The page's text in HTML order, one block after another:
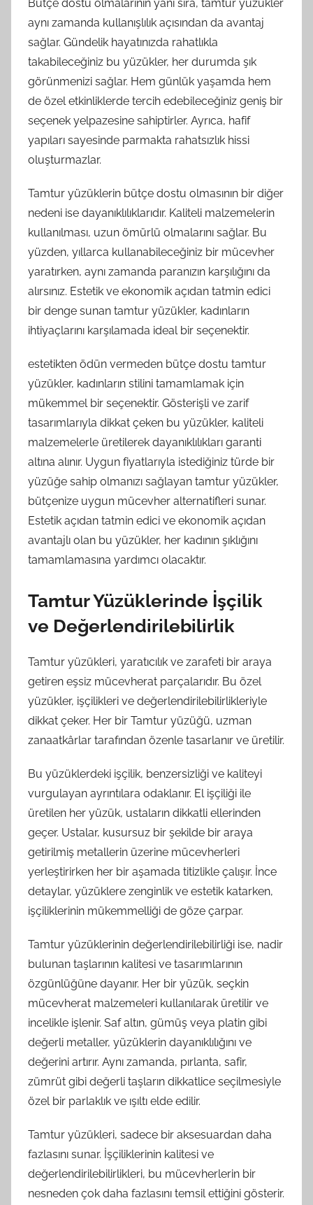
Bütçe dostu olmalarının yanı sıra, tamtur yüzükler
aynı zamanda kullanışlılık açısından da avantaj
sağlar. Gündelik hayatınızda rahatlıkla
takabileceğiniz bu yüzükler, her durumda şık
görünmenizi sağlar. Hem günlük yaşamda hem
de özel etkinliklerde tercih edebileceğiniz geniş bir
seçenek yelpazesine sahiptirler. Ayrıca, hafif
yapıları sayesinde parmakta rahatsızlık hissi
oluşturmazlar.
Tamtur yüzüklerin bütçe dostu olmasının bir diğer
nedeni ise dayanıklılıklarıdır. Kaliteli malzemelerin
kullanılması, uzun ömürlü olmalarını sağlar. Bu
yüzden, yıllarca kullanabileceğiniz bir mücevher
yaratırken, aynı zamanda paranızın karşılığını da
alırsınız. Estetik ve ekonomik açıdan tatmin edici
bir denge sunan tamtur yüzükler, kadınların
ihtiyaçlarını karşılamada ideal bir seçenektir.
estetikten ödün vermeden bütçe dostu tamtur
yüzükler, kadınların stilini tamamlamak için
mükemmel bir seçenektir. Gösterişli ve zarif
tasarımlarıyla dikkat çeken bu yüzükler, kaliteli
malzemelerle üretilerek dayanıklılıkları garanti
altına alınır. Uygun fiyatlarıyla istediğiniz türde bir
yüzüğe sahip olmanızı sağlayan tamtur yüzükler,
bütçenize uygun mücevher alternatifleri sunar.
Estetik açıdan tatmin edici ve ekonomik açıdan
avantajlı olan bu yüzükler, her kadının şıklığını
tamamlamasına yardımcı olacaktır.
Tamtur Yüzüklerinde İşçilik
ve Değerlendirilebilirlik
Tamtur yüzükleri, yaratıcılık ve zarafeti bir araya
getiren eşsiz mücevherat parçalarıdır. Bu özel
yüzükler, işçilikleri ve değerlendirilebilirlikleriyle
dikkat çeker. Her bir Tamtur yüzüğü, uzman
zanaatkârlar tarafından özenle tasarlanır ve üretilir.
Bu yüzüklerdeki işçilik, benzersizliği ve kaliteyi
vurgulayan ayrıntılara odaklanır. El işçiliği ile
üretilen her yüzük, ustaların dikkatli ellerinden
geçer. Ustalar, kusursuz bir şekilde bir araya
getirilmiş metallerin üzerine mücevherleri
yerleştirirken her bir aşamada titizlikle çalışır. İnce
detaylar, yüzüklere zenginlik ve estetik katarken,
işçiliklerinin mükemmelliği de göze çarpar.
Tamtur yüzüklerinin değerlendirilebilirliği ise, nadir
bulunan taşlarının kalitesi ve tasarımlarının
özgünlüğüne dayanır. Her bir yüzük, seçkin
mücevherat malzemeleri kullanılarak üretilir ve
incelikle işlenir. Saf altın, gümüş veya platin gibi
değerli metaller, yüzüklerin dayanıklılığını ve
değerini artırır. Aynı zamanda, pırlanta, safir,
zümrüt gibi değerli taşların dikkatlice seçilmesiyle
özel bir parlaklık ve ışıltı elde edilir.
Tamtur yüzükleri, sadece bir aksesuardan daha
fazlasını sunar. İşçiliklerinin kalitesi ve
değerlendirilebilirlikleri, bu mücevherlerin bir
nesneden çok daha fazlasını temsil ettiğini gösterir.